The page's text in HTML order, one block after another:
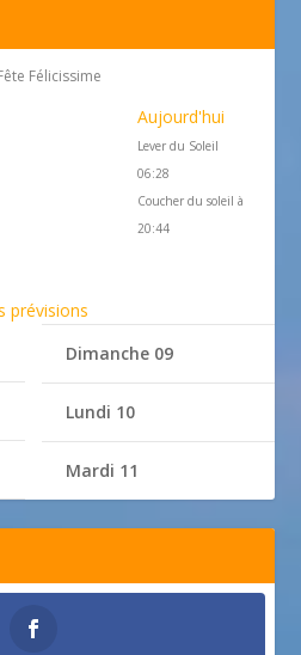
Félicissime
Aujourd'hui
Lever du Soleil
06:28
Coucher du soleil à
20:44
prévisions
Dimanche 09
Lundi 10
Mardi 11